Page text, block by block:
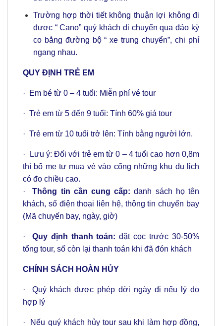
Trường hợp thời tiết không thuận lợi không đi
được “ Cano” quý khách di chuyển qua đảo kỳ
co bằng đường bộ “ xe trung chuyển”, chi phí
ngang nhau.
QUY ĐỊNH TRẺ EM
· Em bé từ 0 – 4 tuổi: Miễn phí vé tour
· Trẻ em từ 5 đến 9 tuổi: Tính 60% giá tour
· Trẻ em từ 10 tuổi trở lên: Tính bằng người lớn.
· Lưu ý: Đối với trẻ em từ 0 – 4 tuổi cao hơn 0,8m
thì bố mẹ tự mua vé vào cổng những khu du lịch
có đo chiều cao.
·Thông tin cần cung cấp:danh sách họ tên
khách, số điện thoại liên hệ, thông tin chuyến bay
(Mã chuyến bay, ngày, giờ)
· Quy định thanh toán:đặt cọc trước 30-50%
tổng tour, số còn lại thanh toán khi đã đón khách
CHÍNH SÁCH HOÀN HỦY
· Quý khách được phép dời ngày đi nếu lý do
hợp lý
· Nếu quý khách hủy tour sau khi làm hợp đồng,